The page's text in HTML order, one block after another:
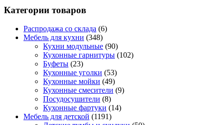
Категории товаров
Распродажа со склада (6)
Мебель для кухни (348)
Кухни модульные (90)
Кухонные гарнитуры (102)
Буфеты (23)
Кухонные уголки (53)
Кухонные мойки (49)
Кухонные смесители (9)
Посудосушители (8)
Кухонные фартуки (14)
Мебель для детской (1191)